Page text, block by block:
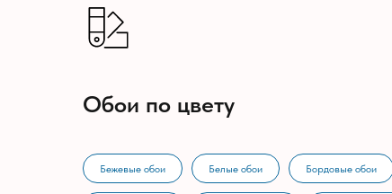
Обои по цвету
Бежевые обои Белые обои Бордовые обои